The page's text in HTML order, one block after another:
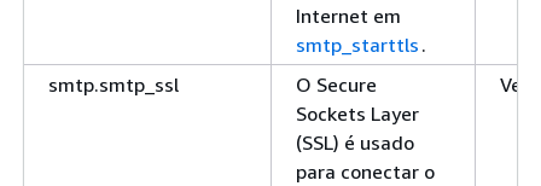
Internet em
smtp_starttls .
smtp.smtp_ssl
O Secure
Sockets Layer
(SSL) é usado
para conectar o